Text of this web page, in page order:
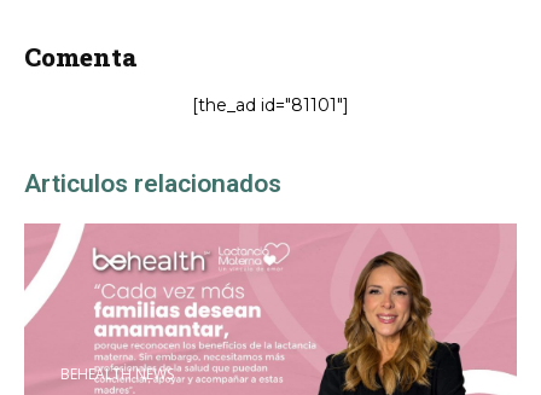
Comenta
[the_ad id="81101"]
Articulos relacionados
BEHEALTH NEWS